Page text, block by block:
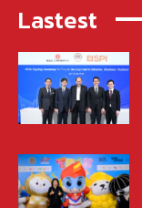
Lastest